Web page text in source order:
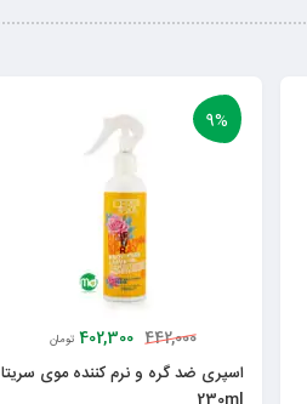
9%
442,000
402,300 تومان
اسپری ضد گره و نرم کننده موی سریتا